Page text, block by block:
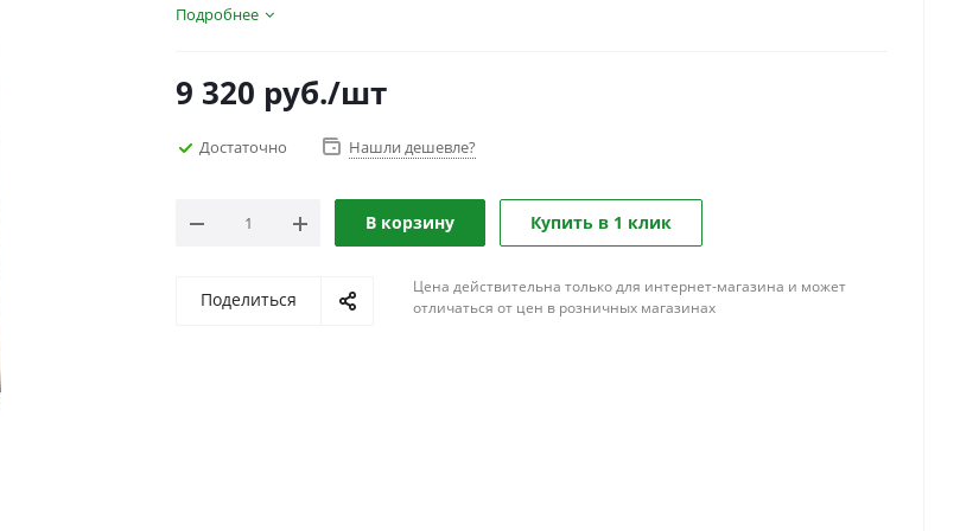
Подробнее
9 320 руб./шт
Достаточно Нашли дешевле?
В корзину Купить в 1 клик
Поделиться
Цена действительна только для интернет-магазина и может
отличаться от цен в розничных магазинах